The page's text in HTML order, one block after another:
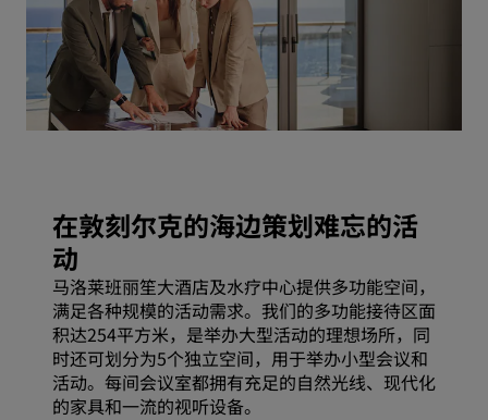
在敦刻尔克的海边策划难忘的活
动
马洛莱班丽笙大酒店及水疗中心提供多功能空间，
满足各种规模的活动需求。我们的多功能接待区面
积达254平方米，是举办大型活动的理想场所，同
时还可划分为5个独立空间，用于举办小型会议和
活动。每间会议室都拥有充足的自然光线、现代化
的家具和一流的视听设备。